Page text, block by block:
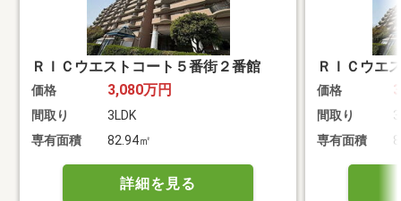
ＲＩＣウエストコート５番街２番館
価格 3,080万円
間取り
3LDK
専有面積
82.94㎡
詳細を見る
ＲＩＣウエ
価格
間取り
専有面積